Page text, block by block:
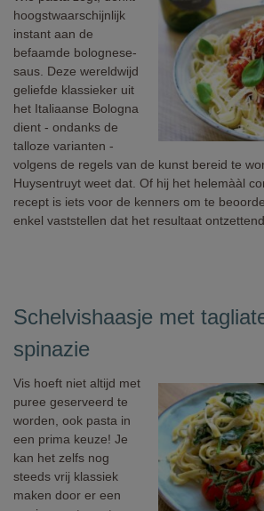
hoogstwaarschijnlijk
instant aan de
befaamde bolognese-
saus. Deze wereldwijd
geliefde klassieker uit
het Italiaanse Bologna
dient - ondanks de
talloze varianten -
volgens de regels van de kunst bereid te
Huysentruyt weet dat. Of hij het helemààl
recept is iets voor de kenners om te
enkel vaststellen dat het resultaat
Schelvishaasje met
spinazie
Vis hoeft niet altijd met
puree geserveerd te
worden, ook pasta in
een prima keuze! Je
kan het zelfs nog
steeds vrij klassiek
maken door er een